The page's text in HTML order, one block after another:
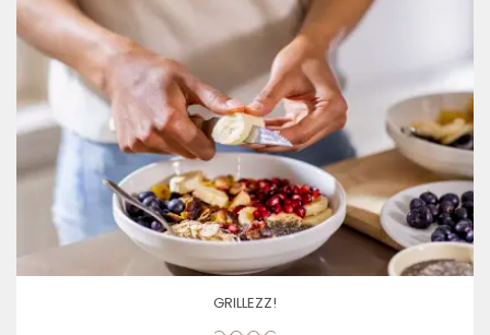
GRILLEZZ!